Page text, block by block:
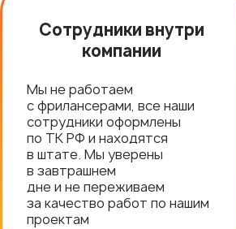
Сотрудники внутри
компании
Мы не работаем
с фрилансерами, все наши
сотрудники оформлены
по ТК РФ и находятся
в штате. Мы уверены
в завтрашнем
дне и не переживаем
за качество работ по нашим
проектам